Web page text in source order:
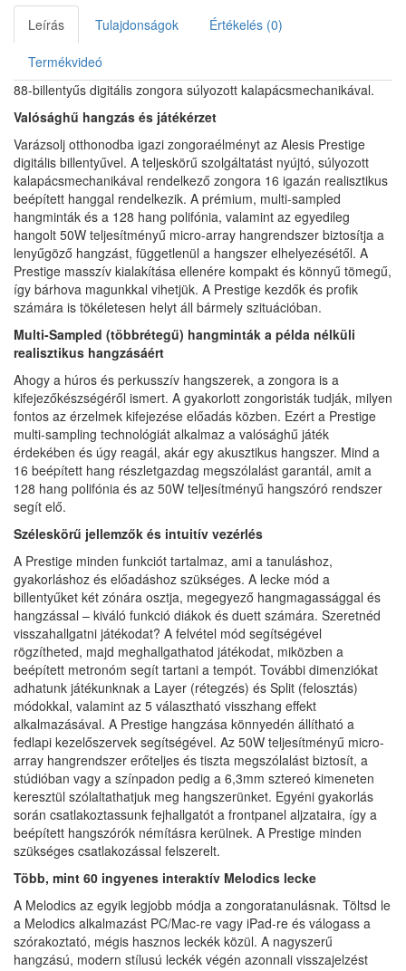
Leírás Tulajdonságok Értékelés (0)
Termékvideó
88-billentyűs digitális zongora súlyozott kalapácsmechanikával.
Valósághű hangzás és játékérzet
Varázsolj otthonodba igazi zongoraélményt az Alesis Prestige
digitális billentyűvel. A teljeskörű szolgáltatást nyújtó, súlyozott
kalapácsmechanikával rendelkező zongora 16 igazán realisztikus
beépített hanggal rendelkezik. A prémium, multi-sampled
hangminták és a 128 hang polifónia, valamint az egyedileg
hangolt 50W teljesítményű micro-array hangrendszer biztosítja a
lenyűgöző hangzást, függetlenül a hangszer elhelyezésétől. A
Prestige masszív kialakítása ellenére kompakt és könnyű tömegű,
így bárhova magunkkal vihetjük. A Prestige kezdők és profik
számára is tökéletesen helyt áll bármely szituációban.
Multi-Sampled (többrétegű) hangminták a példa nélküli
realisztikus hangzásáért
Ahogy a húros és perkusszív hangszerek, a zongora is a
kifejezőkészségéről ismert. A gyakorlott zongoristák tudják, milyen
fontos az érzelmek kifejezése előadás közben. Ezért a Prestige
multi-sampling technológiát alkalmaz a valósághű játék
érdekében és úgy reagál, akár egy akusztikus hangszer. Mind a
16 beépített hang részletgazdag megszólalást garantál, amit a
128 hang polifónia és az 50W teljesítményű hangszóró rendszer
segít elő.
Széleskörű jellemzők és intuitív vezérlés
A Prestige minden funkciót tartalmaz, ami a tanuláshoz,
gyakorláshoz és előadáshoz szükséges. A lecke mód a
billentyűket két zónára osztja, megegyező hangmagassággal és
hangzással – kiváló funkció diákok és duett számára. Szeretnéd
visszahallgatni játékodat? A felvétel mód segítségével
rögzítheted, majd meghallgathatod játékodat, miközben a
beépített metronóm segít tartani a tempót. További dimenziókat
adhatunk játékunknak a Layer (rétegzés) és Split (felosztás)
módokkal, valamint az 5 választható visszhang effekt
alkalmazásával. A Prestige hangzása könnyedén állítható a
fedlapi kezelőszervek segítségével. Az 50W teljesítményű micro-
array hangrendszer erőteljes és tiszta megszólalást biztosít, a
stúdióban vagy a színpadon pedig a 6,3mm sztereó kimeneten
keresztül szólaltathatjuk meg hangszerünket. Egyéni gyakorlás
során csatlakoztassunk fejhallgatót a frontpanel aljzataira, így a
beépített hangszórók némításra kerülnek. A Prestige minden
szükséges csatlakozással felszerelt.
Több, mint 60 ingyenes interaktív Melodics lecke
A Melodics az egyik legjobb módja a zongoratanulásnak. Töltsd le
a Melodics alkalmazást PC/Mac-re vagy iPad-re és válogass a
szórakoztató, mégis hasznos leckék közül. A nagyszerű
hangzású, modern stílusú leckék végén azonnali visszajelzést